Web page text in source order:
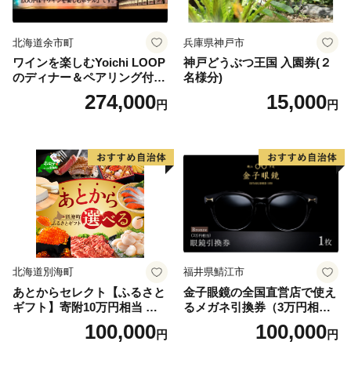
北海道余市町
ワインを楽しむYoichi LOOP
のディナー＆ペアリング付宿
泊プラン＜デラックスツイン
274,000円
兵庫県神戸市
神戸どうぶつ王国 入園券(２
名様分)
15,000円
北海道別海町
あとからセレクト【ふるさと
ギフト】寄附10万円相当 あ
とから選べる！ ギフト いく
ら ほたて 海鮮 牛肉 別海町
100,000円
福井県鯖江市
金子眼鏡の全国直営店で使え
るメガネ引換券（3万円相
100,000円